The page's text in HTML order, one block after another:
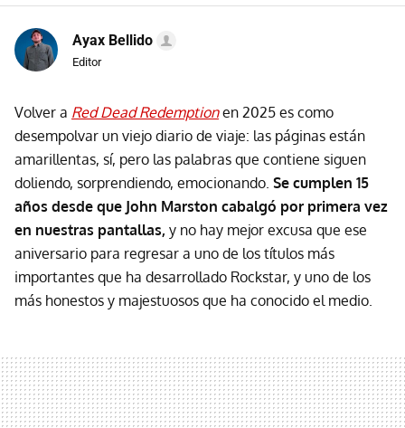
Ayax Bellido
Editor
Volver a Red Dead Redemptionen 2025 es como
desempolvar un viejo diario de viaje: las páginas están
amarillentas, sí, pero las palabras que contiene siguen
doliendo, sorprendiendo, emocionando. Se cumplen 15
años desde que John Marston cabalgó por primera vez
en nuestras pantallas, y no hay mejor excusa que ese
aniversario para regresar a uno de los títulos más
importantes que ha desarrollado Rockstar, y uno de los
más honestos y majestuosos que ha conocido el medio.